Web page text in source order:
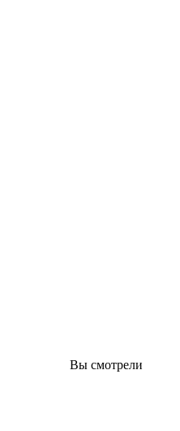
Вы смотрели